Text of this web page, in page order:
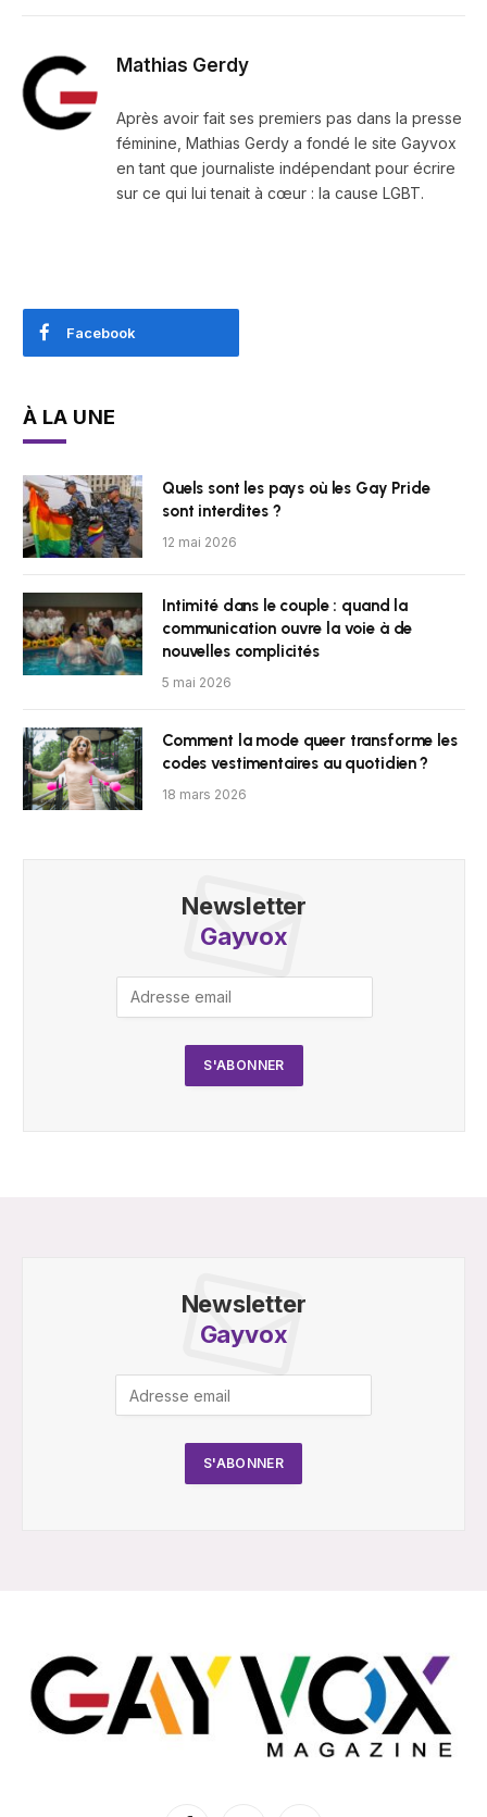
Mathias Gerdy
Après avoir fait ses premiers pas dans la presse
féminine, Mathias Gerdy a fondé le site Gayvox
en tant que journaliste indépendant pour écrire
sur ce qui lui tenait à cœur : la cause LGBT.
Facebook
À LA UNE
Quels sont les pays où les Gay Pride
sont interdites ?
12 mai 2026
Intimité dans le couple : quand la
communication ouvre la voie à de
nouvelles complicités
5 mai 2026
Comment la mode queer transforme les
codes vestimentaires au quotidien ?
18 mars 2026
Newsletter
Gayvox
Newsletter
Gayvox